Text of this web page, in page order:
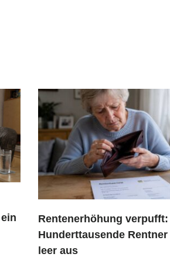
Rentenerhöhung verpufft:
Hunderttausende Rentner
leer aus